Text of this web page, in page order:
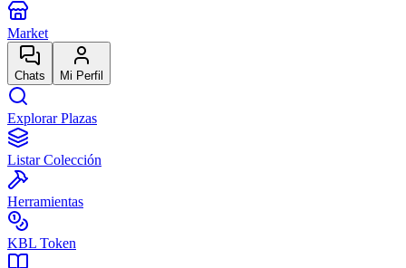
Market
Chats Mi Perfil
Explorar Plazas
Listar Colección
Herramientas
KBL Token